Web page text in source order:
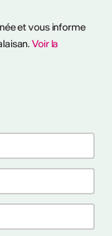
et vous informe
Voir la